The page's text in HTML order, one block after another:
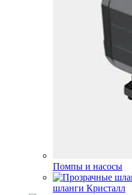
Помпы и насосы
шланги Кристалл